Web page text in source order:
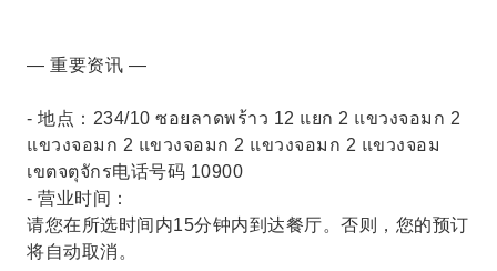
— 重要资讯 —
- 地点：234/10 ซอยลาดพร้าว 12 แยก 2 แขวงจอมก 2
แขวงจอมก 2 แขวงจอมก 2 แขวงจอมก 2 แขวงจอม
เขตจตุจักร电话号码 10900
- 营业时间：
请您在所选时间内15分钟内到达餐厅。否则，您的预订
将自动取消。